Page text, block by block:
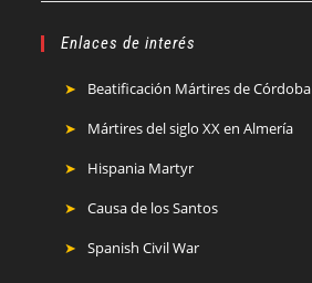
Enlaces de interés
Beatificación Mártires de Córdoba
Mártires del siglo XX en Almería
Hispania Martyr
Causa de los Santos
Spanish Civil War